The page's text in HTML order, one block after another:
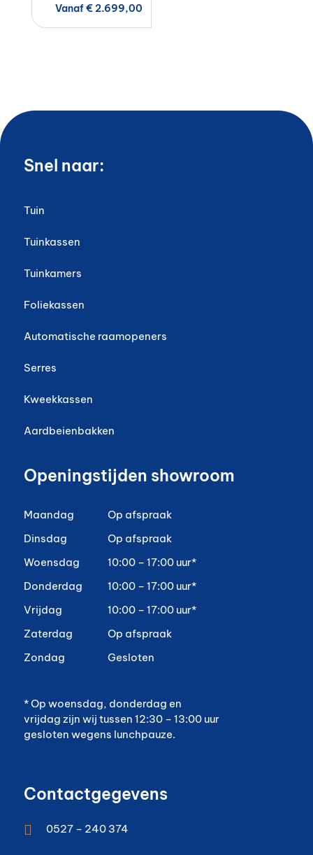
Vanaf€2.699,00
Snel naar:
Tuin
Tuinkassen
Tuinkamers
Foliekassen
Automatische raamopeners
Serres
Kweekkassen
Aardbeienbakken
Openingstijden showroom
Maandag
Op afspraak
Dinsdag
Op afspraak
Woensdag
10:00 – 17:00 uur*
Donderdag
10:00 – 17:00 uur*
Vrijdag
10:00 – 17:00 uur*
Zaterdag
Op afspraak
Zondag
Gesloten
* Op woensdag, donderdag en
vrijdag zijn wij tussen 12:30 – 13:00 uur
gesloten wegens lunchpauze.
Contactgegevens
 0527 – 240 374